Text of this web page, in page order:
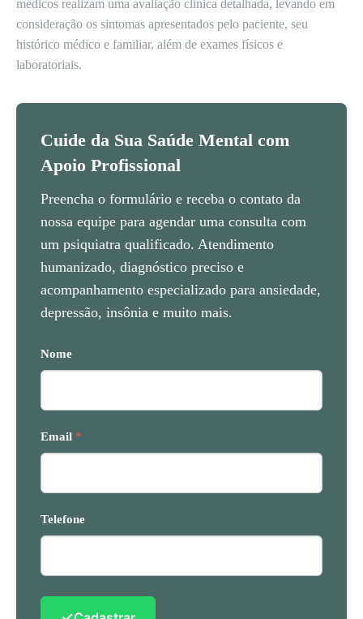
médicos realizam uma avaliação clínica detalhada, levando em
consideração os sintomas apresentados pelo paciente, seu
histórico médico e familiar, além de exames físicos e
laboratoriais.
Cuide da Sua Saúde Mental com
Apoio Profissional
Preencha o formulário e receba o contato da
nossa equipe para agendar uma consulta com
um psiquiatra qualificado. Atendimento
humanizado, diagnóstico preciso e
acompanhamento especializado para ansiedade,
depressão, insônia e muito mais.
Nome
Email *
Telefone